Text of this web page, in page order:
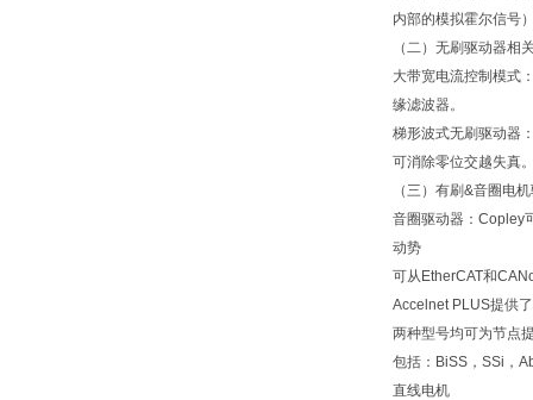
内部的模拟霍尔信号
（二）无刷驱动器相
大带宽电流控制模式
缘滤波器。
梯形波式无刷驱动器
可消除零位交越失真
（三）有刷&音圈电
音圈驱动器：Copley
动势
可从EtherCAT和
Accelnet PLUS提供
两种型号均可为节点
包括：BiSS，SSi，
直线电机